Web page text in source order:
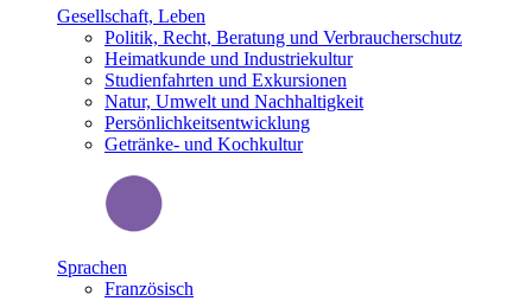
Gesellschaft, Leben
Politik, Recht, Beratung und Verbraucherschutz
Heimatkunde und Industriekultur
Studienfahrten und Exkursionen
Natur, Umwelt und Nachhaltigkeit
Persönlichkeitsentwicklung
Getränke- und Kochkultur
Sprachen
Französisch